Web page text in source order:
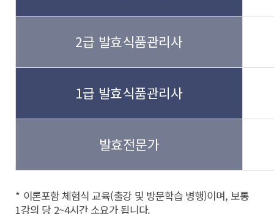
2급 발효식품관리사
1급 발효식품관리사
발효전문가
* 이론포함 체험식 교육(출강 및 방문학습 병행)이며, 보통
1강의 당 2~4시간 소요가 됩니다.